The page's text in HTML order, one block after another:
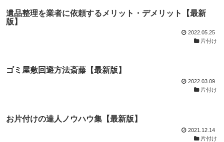
遺品整理を業者に依頼するメリット・デメリット【最新
版】
2022.05.25
片付け
ゴミ屋敷回避方法斎藤【最新版】
2022.03.09
片付け
お片付けの達人ノウハウ集【最新版】
2021.12.14
片付け